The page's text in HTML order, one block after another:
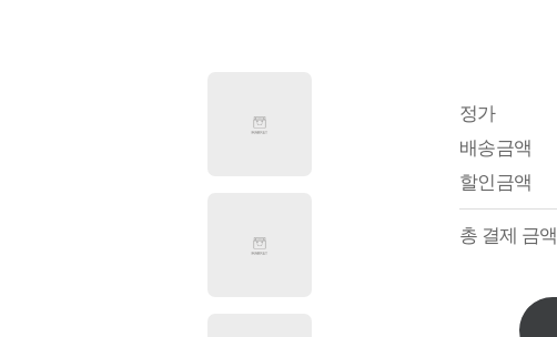
정가
배송금액
할인금액
총 결제 금액